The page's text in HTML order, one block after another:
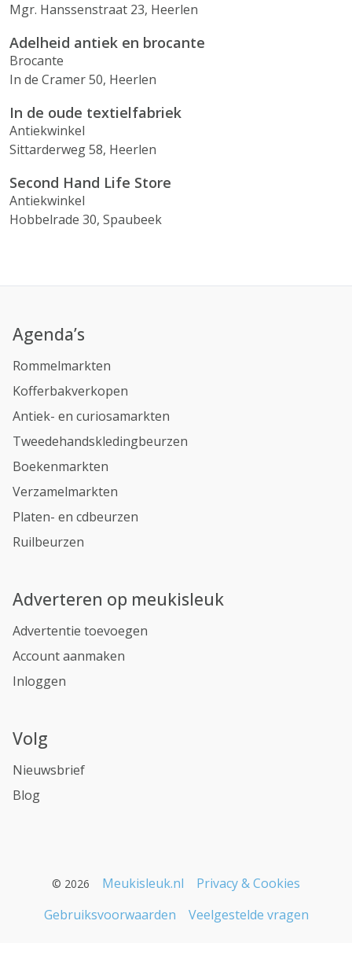
Mgr. Hanssenstraat 23, Heerlen
Adelheid antiek en brocante
Brocante
In de Cramer 50, Heerlen
In de oude textielfabriek
Antiekwinkel
Sittarderweg 58, Heerlen
Second Hand Life Store
Antiekwinkel
Hobbelrade 30, Spaubeek
Agenda’s
Rommelmarkten
Kofferbakverkopen
Antiek- en curiosamarkten
Tweedehandskledingbeurzen
Boekenmarkten
Verzamelmarkten
Platen- en cdbeurzen
Ruilbeurzen
Adverteren op meukisleuk
Advertentie toevoegen
Account aanmaken
Inloggen
Volg
Nieuwsbrief
Blog
© 2026 Meukisleuk.nl
Privacy & Cookies
Gebruiksvoorwaarden
Veelgestelde vragen